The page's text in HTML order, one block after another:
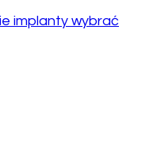
implanty wybrać